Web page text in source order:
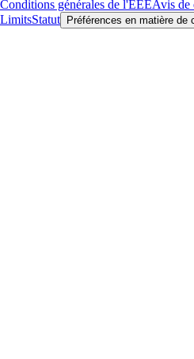
Conditions générales de l'EEEAvis de
LimitsStatut Préférences en matière de